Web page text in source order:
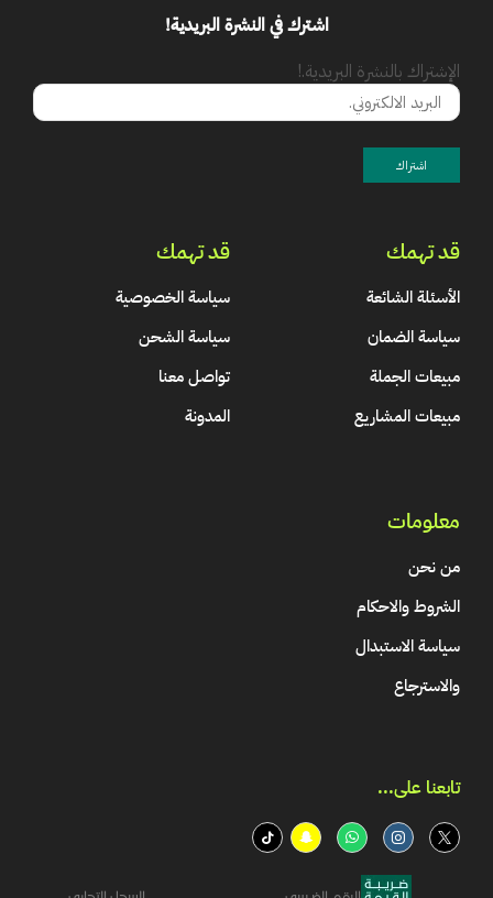
اشترك في النشرة البريدية!
الإشتراك بالنشرة البريدية.!
قد تهمك
الأسئلة الشائعة
سياسة الضمان
مبيعات الجملة
مبيعات المشاريع
قد تهمك
سياسة الخصوصية
سياسة الشحن
تواصل معنا
المدونة
معلومات
من نحن
الشروط والاحكام
سياسة الاستبدال
والاسترجاع
تابعنا على...​